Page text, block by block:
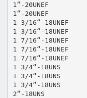
1“-20UNEF
1“-20UNEF
1 3/16“-18UNEF
1 3/16“-18UNEF
1 7/16“-18UNEF
1 7/16“-18UNEF
1 7/16“-18UNEF
1 3/4“-18UNS
1 3/4“-18UNS
1 3/4“-18UNS
2“-18UNS